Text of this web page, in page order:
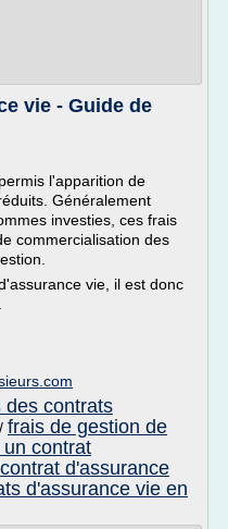
vie - Guide de
l'apparition de
Généralement
investies, ces frais
commercialisation des
vie, il est donc
des contrats
/ frais de gestion de
contrat
contrat d'assurance
d'assurance vie en